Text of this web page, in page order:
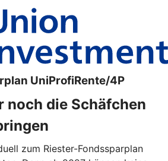
UniProfiRente/4P
noch die Schäfchen
zum Riester-Fondssparplan